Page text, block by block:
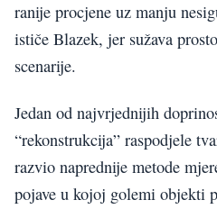
ranije procjene uz manju
ističe Blazek, jer sužava
scenarije.
Jedan od najvrjednijih
“rekonstrukcija” raspodjele
razvio naprednije metode
pojave u kojoj golemi objekti